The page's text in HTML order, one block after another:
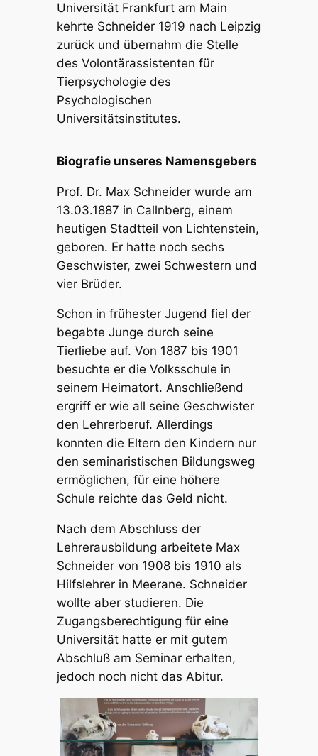
Universität Frankfurt am Main
kehrte Schneider 1919 nach Leipzig
zurück und übernahm die Stelle
des Volontärassistenten für
Tierpsychologie des
Psychologischen
Universitätsinstitutes.
Biografie unseres Namensgebers
Prof. Dr. Max Schneider wurde am
13.03.1887 in Callnberg, einem
heutigen Stadtteil von Lichtenstein,
geboren. Er hatte noch sechs
Geschwister, zwei Schwestern und
vier Brüder.
Schon in frühester Jugend fiel der
begabte Junge durch seine
Tierliebe auf. Von 1887 bis 1901
besuchte er die Volksschule in
seinem Heimatort. Anschließend
ergriff er wie all seine Geschwister
den Lehrerberuf. Allerdings
konnten die Eltern den Kindern nur
den seminaristischen Bildungsweg
ermöglichen, für eine höhere
Schule reichte das Geld nicht.
Nach dem Abschluss der
Lehrerausbildung arbeitete Max
Schneider von 1908 bis 1910 als
Hilfslehrer in Meerane. Schneider
wollte aber studieren. Die
Zugangsberechtigung für eine
Universität hatte er mit gutem
Abschluß am Seminar erhalten,
jedoch noch nicht das Abitur.